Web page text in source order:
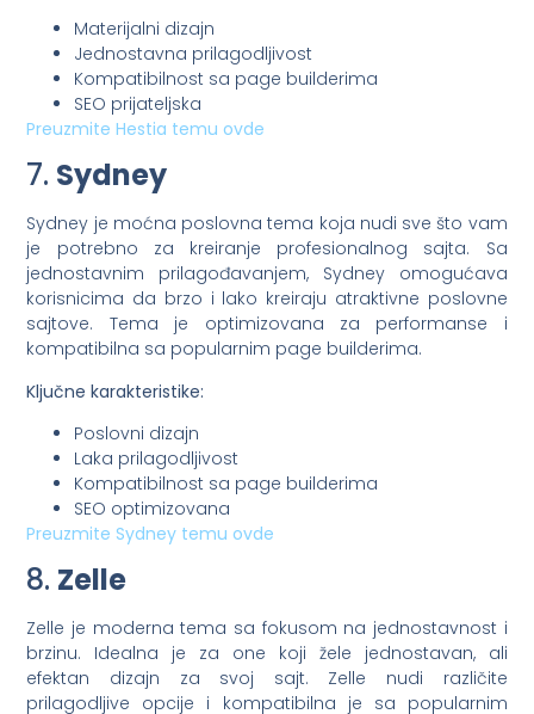
Materijalni dizajn
Jednostavna prilagodljivost
Kompatibilnost sa page builderima
SEO prijateljska
Preuzmite Hestia temu ovde
7. Sydney
Sydney je moćna poslovna tema koja nudi sve što vam
je potrebno za kreiranje profesionalnog sajta. Sa
jednostavnim prilagođavanjem, Sydney omogućava
korisnicima da brzo i lako kreiraju atraktivne poslovne
sajtove. Tema je optimizovana za performanse i
kompatibilna sa popularnim page builderima.
Ključne karakteristike:
Poslovni dizajn
Laka prilagodljivost
Kompatibilnost sa page builderima
SEO optimizovana
Preuzmite Sydney temu ovde
8. Zelle
Zelle je moderna tema sa fokusom na jednostavnost i
brzinu. Idealna je za one koji žele jednostavan, ali
efektan dizajn za svoj sajt. Zelle nudi različite
prilagodljive opcije i kompatibilna je sa popularnim